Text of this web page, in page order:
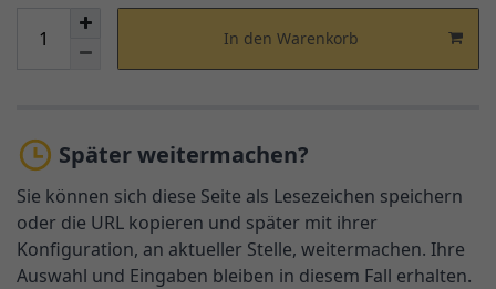
In den Warenkorb
Später weitermachen?
Sie können sich diese Seite als Lesezeichen speichern
oder die URL kopieren und später mit ihrer
Konfiguration, an aktueller Stelle, weitermachen. Ihre
Auswahl und Eingaben bleiben in diesem Fall erhalten.